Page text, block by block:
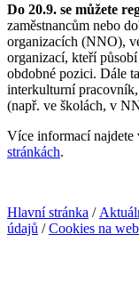
Do 20.9. se můžete
zaměstnancům nebo
organizacích (NNO),
organizací, kteří
obdobné pozici. Dále
interkulturní
(např. ve školách, v
Více informací najdete
stránkách.
Hlavní stránka /
údajů /Cookies na